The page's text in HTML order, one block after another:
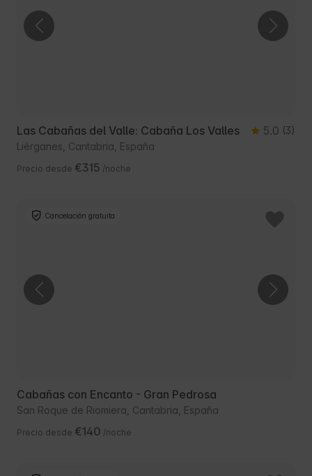
Las Cabañas del Valle: Cabaña Los Valles 5.0 (3)
Liérganes, Cantabria, España
Precio desde €315 /noche
Cancelación gratuita
Cabañas con Encanto - Gran Pedrosa
San Roque de Riomiera, Cantabria, España
Precio desde €140 /noche